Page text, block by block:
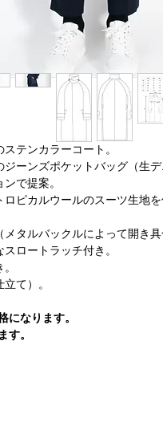
ステンカラーコート。
ジーンズポケットバッグ（生
で提案。
ピカルウールのスーツ生地を
タルバックルによって開き具
ロートラッチ付き。
て）。
になります。
す。